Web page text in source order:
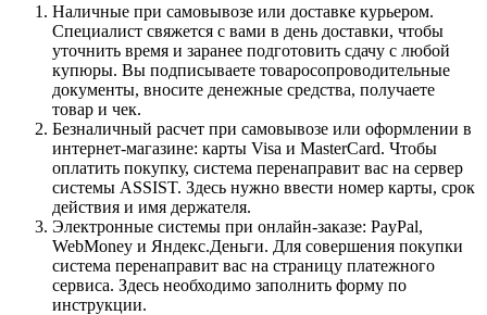
Наличные при самовывозе или доставке курьером.
Специалист свяжется с вами в день доставки, чтобы
уточнить время и заранее подготовить сдачу с любой
купюры. Вы подписываете товаросопроводительные
документы, вносите денежные средства, получаете
товар и чек.
Безналичный расчет при самовывозе или оформлении в
интернет-магазине: карты Visa и MasterCard. Чтобы
оплатить покупку, система перенаправит вас на сервер
системы ASSIST. Здесь нужно ввести номер карты, срок
действия и имя держателя.
Электронные системы при онлайн-заказе: PayPal,
WebMoney и Яндекс.Деньги. Для совершения покупки
система перенаправит вас на страницу платежного
сервиса. Здесь необходимо заполнить форму по
инструкции.